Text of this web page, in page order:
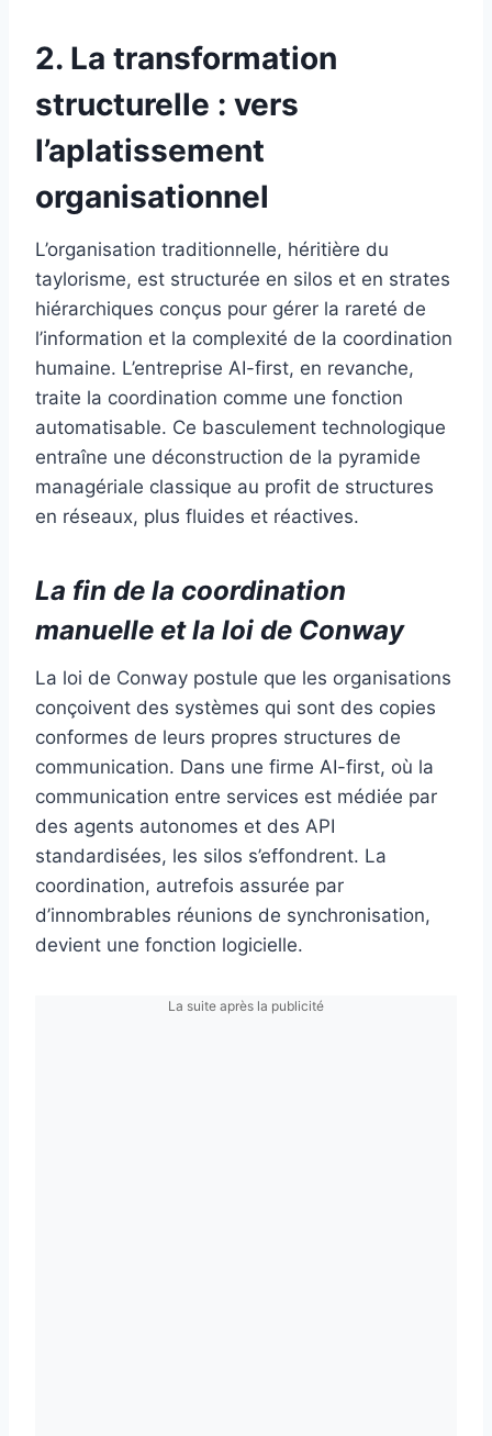
2. La transformation
structurelle : vers
l’aplatissement
organisationnel
L’organisation traditionnelle, héritière du
taylorisme, est structurée en silos et en strates
hiérarchiques conçus pour gérer la rareté de
l’information et la complexité de la coordination
humaine. L’entreprise AI-first, en revanche,
traite la coordination comme une fonction
automatisable. Ce basculement technologique
entraîne une déconstruction de la pyramide
managériale classique au profit de structures
en réseaux, plus fluides et réactives.
La fin de la coordination
manuelle et la loi de Conway
La loi de Conway postule que les organisations
conçoivent des systèmes qui sont des copies
conformes de leurs propres structures de
communication. Dans une firme AI-first, où la
communication entre services est médiée par
des agents autonomes et des API
standardisées, les silos s’effondrent. La
coordination, autrefois assurée par
d’innombrables réunions de synchronisation,
devient une fonction logicielle.
La suite après la publicité